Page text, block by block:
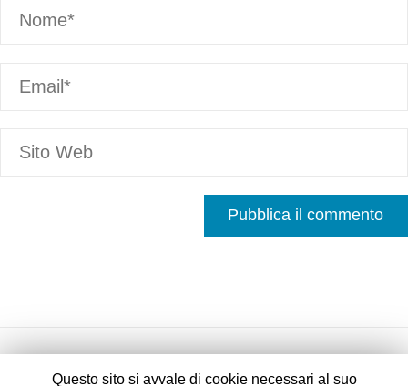
Questo sito si avvale di cookie necessari al suo